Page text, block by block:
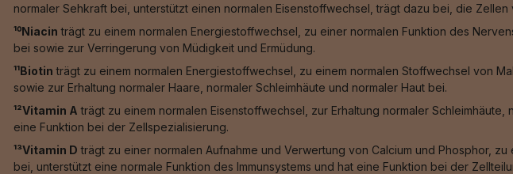
normaler Sehkraft bei, unterstützt einen normalen Eisenstoffwechsel, trägt dazu bei, die
¹⁰Niacin trägt zu einem normalen Energiestoffwechsel, zu einer normalen Funktion des
bei sowie zur Verringerung von Müdigkeit und Ermüdung.
¹¹Biotin trägt zu einem normalen Energiestoffwechsel, zu einem normalen Stoffwechsel von
sowie zur Erhaltung normaler Haare, normaler Schleimhäute und normaler Haut bei.
¹²Vitamin A trägt zu einem normalen Eisenstoffwechsel, zur Erhaltung normaler
eine Funktion bei der Zellspezialisierung.
¹³Vitamin D trägt zu einer normalen Aufnahme und Verwertung von Calcium und Phosphor,
bei, unterstützt eine normale Funktion des Immunsystems und hat eine Funktion bei der